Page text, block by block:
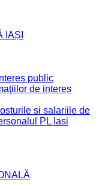
IAȘI
public
de interes
si salariile de
PL Iasi